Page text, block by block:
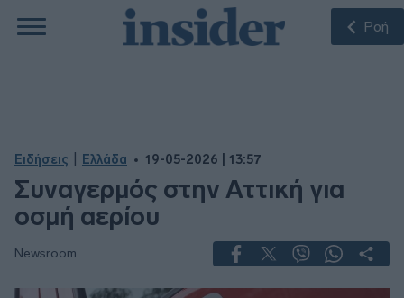
Ροή
Ειδήσεις Ελλάδα 19-05-2026 | 13:57
Συναγερμός στην Αττική για
οσμή αερίου
Newsroom